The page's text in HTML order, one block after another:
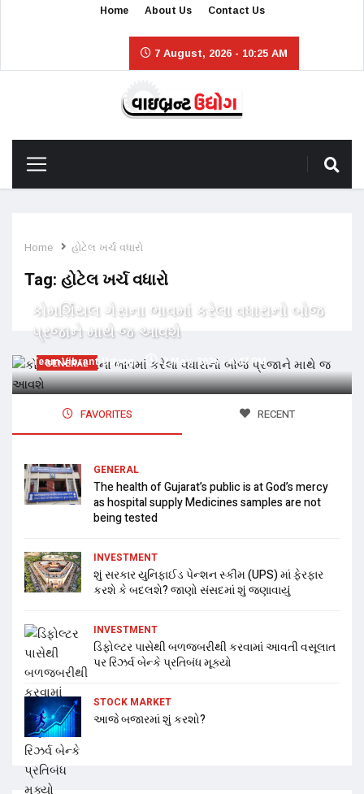
Home About Us Contact Us
7 August, 2026 - 10:25 AM
Home હોટેલ ખર્ચ વધારો
Tag: હોટેલ ખર્ચ વધારો
GENERAL
કોમર્શિયલ ગેસના ભાવમાં કરેલા વધારાનો બોજ
પ્રજાને માથે જ આવશે
Team Vibrant Udyog 2 May, 2026 - 4:47 PM
FAVORITES RECENT
GENERAL
The health of Gujarat’s public is at God’s mercy
as hospital supply Medicines samples are not
being tested
INVESTMENT
શું સરકાર યુનિફાઈડ પેન્શન સ્કીમ (UPS) માં ફેરફાર
કરશે કે બદલશે? જાણો સંસદમાં શું જણાવાયું
INVESTMENT
ડિફોલ્ટર પાસેથી બળજબરીથી કરવામાં આવતી વસૂલાત
પર રિઝર્વ બેન્કે પ્રતિબંધ મૂક્યો
STOCK MARKET
આજે બજારમાં શું કરશો?